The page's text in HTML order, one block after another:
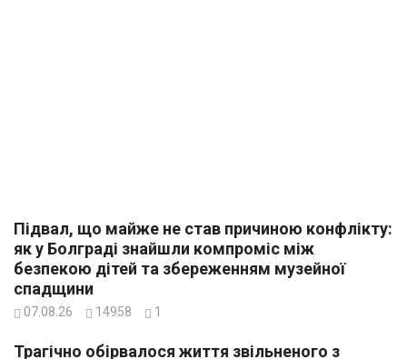
Підвал, що майже не став причиною конфлікту:
як у Болграді знайшли компроміс між
безпекою дітей та збереженням музейної
спадщини
07.08.26 14958 1
Трагічно обірвалося життя звільненого з